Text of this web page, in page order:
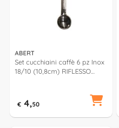
ABERT
Set cucchiaini caffè 6 pz Inox
18/10 (10,8cm) RIFLESSO
€ 4,50